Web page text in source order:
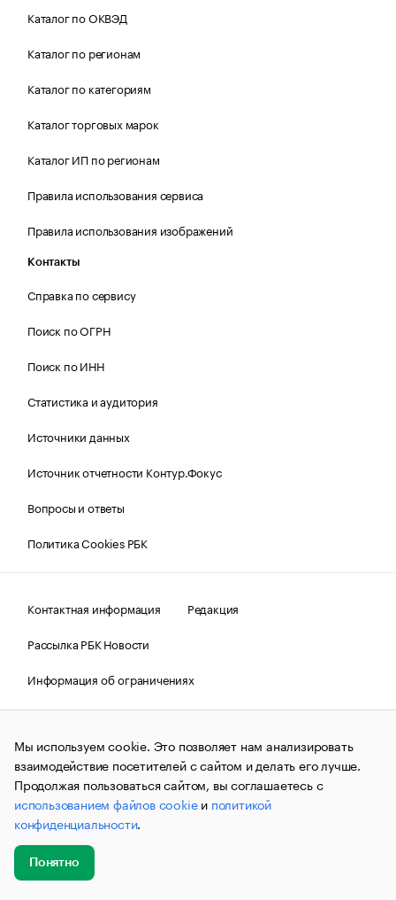
Каталог по ОКВЭД
Каталог по регионам
Каталог по категориям
Каталог торговых марок
Каталог ИП по регионам
Правила использования сервиса
Правила использования изображений
Контакты
Справка по сервису
Поиск по ОГРН
Поиск по ИНН
Статистика и аудитория
Источники данных
Источник отчетности Контур.Фокус
Вопросы и ответы
Политика Cookies РБК
Контактная информация
Редакция
Рассылка РБК Новости
Информация об ограничениях
Правовая информация
О соблюдении авторских прав
© АО «РОСБИЗНЕСКОНСАЛТИНГ»,1995–2026.Сообщения
и материалы информационного агентства «РБК»
(зарегистрировано Федеральной службой по надзору в сфере
связи, информационных технологий и массовых
коммуникаций (Роскомнадзор) 09.12.2015 за номером ИА
№ФС77-63848) сопровождаются пометкой «РБК». Отдельные
публикации могут содержать информацию,
не предназначенную для пользователей
до 18 лет.
Мы используем cookie. Это позволяет нам анализировать
взаимодействие посетителей с сайтом и делать его лучше.
Продолжая пользоваться сайтом, вы соглашаетесь с
использованием файлов cookieи политикой
конфиденциальности.
Понятно